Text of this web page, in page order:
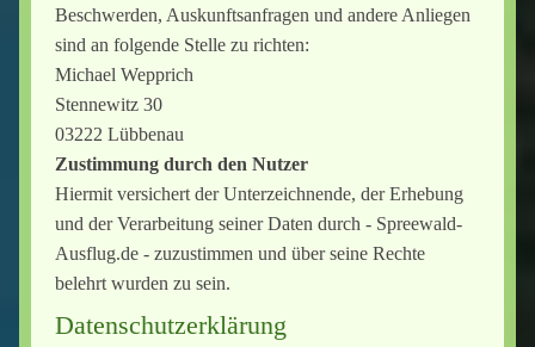
Beschwerden, Auskunftsanfragen und andere Anliegen
sind an folgende Stelle zu richten:
Michael Wepprich
Stennewitz 30
03222 Lübbenau
Zustimmung durch den Nutzer
Hiermit versichert der Unterzeichnende, der Erhebung
und der Verarbeitung seiner Daten durch - Spreewald-
Ausflug.de - zuzustimmen und über seine Rechte
belehrt wurden zu sein.
Datenschutzerklärung